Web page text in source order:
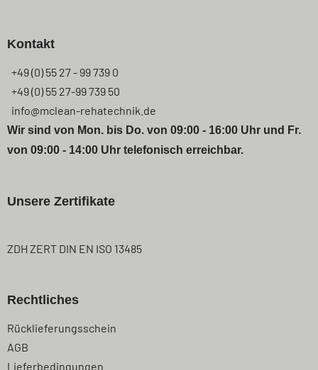
Kontakt
+49 (0) 55 27 - 99 739 0
+49 (0) 55 27-99 739 50
info@mclean-rehatechnik.de
Wir sind von Mon. bis Do. von 09:00 - 16:00 Uhr und Fr.
von 09:00 - 14:00 Uhr telefonisch erreichbar.
Unsere Zertifikate
ZDH ZERT DIN EN ISO 13485
Rechtliches
Navigation
überspringen
Rücklieferungsschein
AGB
Lieferbedingungen